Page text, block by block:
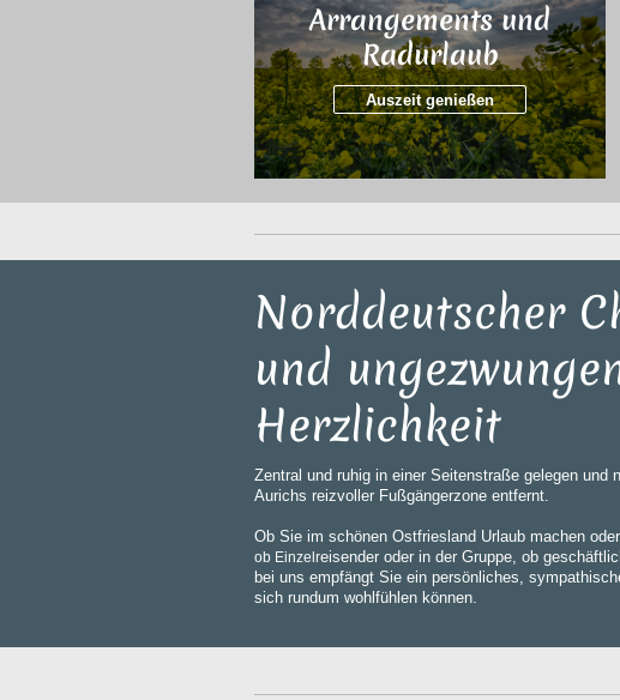
Arrangements und
Radurlaub
Auszeit genießen
Norddeutscher
und
Herzlichkeit
Zentral und ruhig in einer Seitenstraße gelegen und
Aurichs reizvoller Fußgängerzone entfernt.
Ob Sie im schönen Ostfriesland Urlaub machen
ob Einzelreisender oder in der Gruppe, ob
bei uns empfängt Sie ein persönliches,
sich rundum wohlfühlen können.